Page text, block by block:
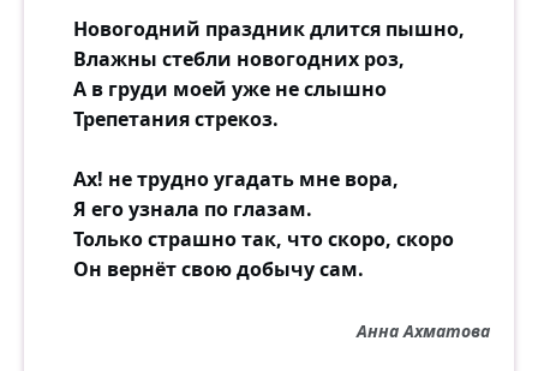
Новогодний праздник длится пышно,
Влажны стебли новогодних роз,
А в груди моей уже не слышно
Трепетания стрекоз.
Ах! не трудно угадать мне вора,
Я его узнала по глазам.
Только страшно так, что скоро, скоро
Он вернёт свою добычу сам.
Анна Ахматова